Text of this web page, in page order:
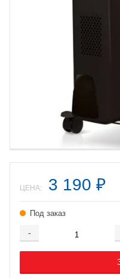
ЦЕНА: 3 190 ₽
Под заказ
-